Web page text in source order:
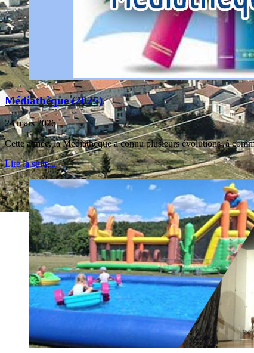
Médiathèque (2025)
24 mars 2026
Cette année, la Médiathèque a connu plusieurs évolutions, à
Lire la suite...